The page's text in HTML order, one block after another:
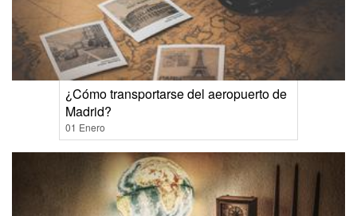
¿Cómo transportarse del aeropuerto de
Madrid?
01 Enero